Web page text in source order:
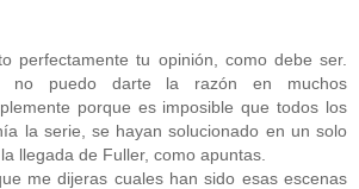
perfectamente tu opinión, como debe ser.
no puedo darte la razón en muchos
porque es imposible que todos los
la serie, se hayan solucionado en un solo
llegada de Fuller, como apuntas.
me dijeras cuales han sido esas escenas